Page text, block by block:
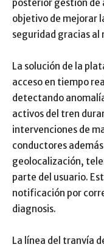
posterior gestión de
objetivo de mejorar
seguridad gracias
La solución de la
acceso en tiempo
detectando
activos del tren
intervenciones de
conductores
geolocalización,
parte del usuario.
notificación por
diagnosis.
La línea del tranvía